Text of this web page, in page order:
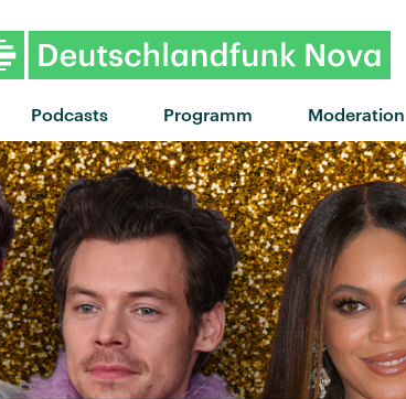
Podcasts Programm Moderation
"Summer nights" von